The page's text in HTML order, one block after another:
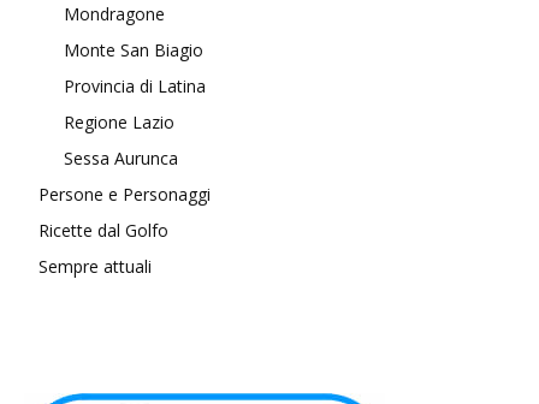
Mondragone
Monte San Biagio
Provincia di Latina
Regione Lazio
Sessa Aurunca
Persone e Personaggi
Ricette dal Golfo
Sempre attuali